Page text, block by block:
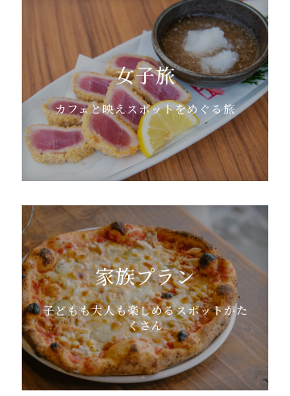
女子旅
カフェと映えスポットをめぐる旅
家族プラン
子どもも大人も楽しめるスポットがた
くさん